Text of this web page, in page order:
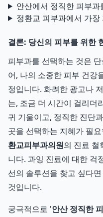
안산에서 정직한 피부
정환교 피부과에서 가
결론: 당신의 피부를 위한
피부과를 선택하는 것은
어, 나의 소중한 피부 건강
정입니다. 화려한 광고나
는, 조금 더 시간이 걸리더
귀 기울이고, 정직한 진단
곳을 선택하는 지혜가 필
환교피부과의원의 진료 철
니다. 과잉 진료에 대한 걱
선의 솔루션을 찾고 싶다
것입니다.
궁극적으로 '안산 정직한